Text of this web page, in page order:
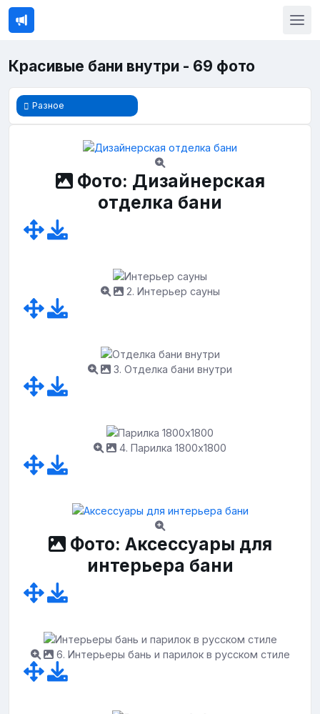
Красивые бани внутри - 69 фото
Разное
Фото: Дизайнерская
отделка бани
2. Интерьер сауны
3. Отделка бани внутри
4. Парилка 1800х1800
Фото: Аксессуары для
интерьера бани
6. Интерьеры бань и парилок в русском стиле